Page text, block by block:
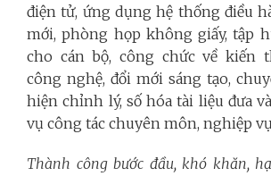
điện tử, ứng dụng hệ thống điều
mới, phòng họp không giấy, tập
cho cán bộ, công chức về kiến
công nghệ, đổi mới sáng tạo,
hiện chỉnh lý, số hóa tài liệu đưa
vụ công tác chuyên môn, nghiệp
Thành công bước đầu, khó khăn,